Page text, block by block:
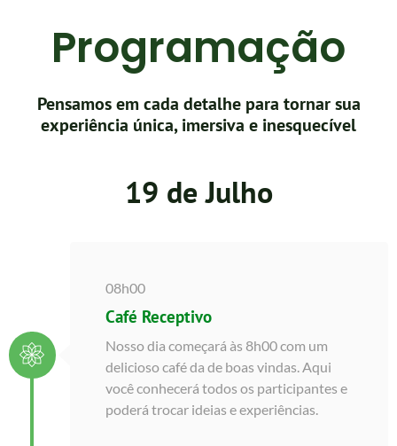
Programação
Pensamos em cada detalhe para tornar sua
experiência única, imersiva e inesquecível
19 de Julho
08h00
Café Receptivo
Nosso dia começará às 8h00 com um
delicioso café da de boas vindas. Aqui
você conhecerá todos os participantes e
poderá trocar ideias e experiências.